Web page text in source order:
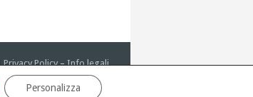
Privacy Policy–Info legali
Personalizza